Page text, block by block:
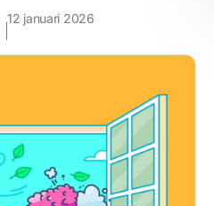
12 januari 2026